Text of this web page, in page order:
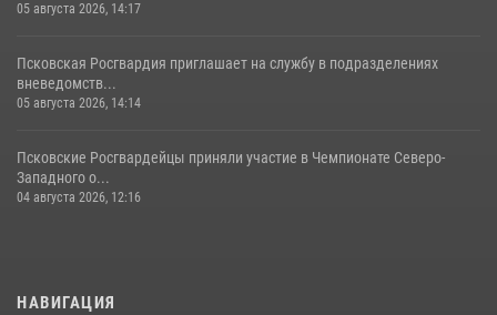
05 августа 2026, 14:17
Псковская Росгвардия приглашает на службу в подразделениях
вневедомств...
05 августа 2026, 14:14
Псковские Росгвардейцы приняли участие в Чемпионате Северо-
Западного о...
04 августа 2026, 12:16
НАВИГАЦИЯ